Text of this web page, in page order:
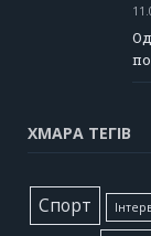
ХМАРА ТЕГІВ
Cпорт